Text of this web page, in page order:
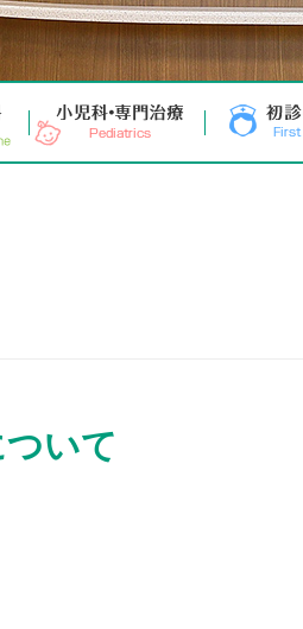
いて